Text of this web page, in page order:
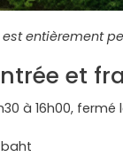
entièrement
et
à 16h00,
baht